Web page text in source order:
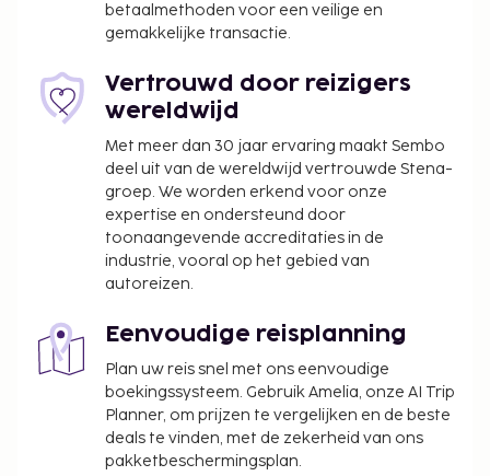
betaalmethoden voor een veilige en
gemakkelijke transactie.
Vertrouwd door reizigers
wereldwijd
Met meer dan 30 jaar ervaring maakt Sembo
deel uit van de wereldwijd vertrouwde Stena-
groep. We worden erkend voor onze
expertise en ondersteund door
toonaangevende accreditaties in de
industrie, vooral op het gebied van
autoreizen.
Eenvoudige reisplanning
Plan uw reis snel met ons eenvoudige
boekingssysteem. Gebruik Amelia, onze AI Trip
Planner, om prijzen te vergelijken en de beste
deals te vinden, met de zekerheid van ons
pakketbeschermingsplan.